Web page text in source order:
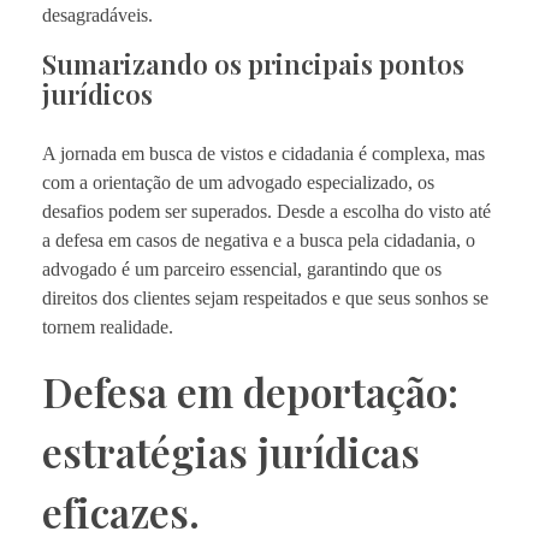
desagradáveis.
Sumarizando os principais pontos
jurídicos
A jornada em busca de vistos e cidadania é complexa, mas
com a orientação de um advogado especializado, os
desafios podem ser superados. Desde a escolha do visto até
a defesa em casos de negativa e a busca pela cidadania, o
advogado é um parceiro essencial, garantindo que os
direitos dos clientes sejam respeitados e que seus sonhos se
tornem realidade.
Defesa em deportação:
estratégias jurídicas
eficazes.